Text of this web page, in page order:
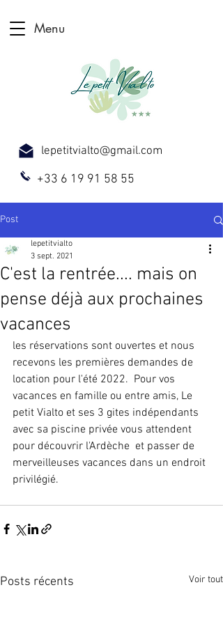
Menu
lepetitvialto@gmail.com
+33 6 19 91 58 55
Post
C'est la rentrée.... mais on
pense déjà aux prochaines
vacances
lepetitvialto
3 sept. 2021
les réservations sont ouvertes et nous
recevons les premières demandes de
location pour l'été 2022.  Pour vos
vacances en famille ou entre amis, Le
petit Vialto et ses 3 gites indépendants
avec sa piscine privée vous attendent
pour découvrir l'Ardèche  et passer de
merveilleuses vacances dans un endroit
privilégié.
Posts récents Voir tout